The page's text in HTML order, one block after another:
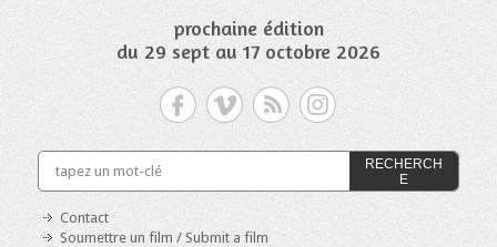
prochaine édition
du 29 sept au 17 octobre 2026
RECHERCH
E
Contact
Soumettre un film / Submit a film